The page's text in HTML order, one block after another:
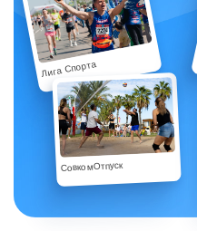
Лига Спорта
СовкомОтпуск